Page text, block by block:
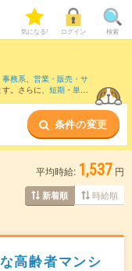
気になる! ログイン 検索
事務系、 営業・販売・サ
。さらに、 短期 ・ 単発
など近隣駅のお仕事もご
条件の変更
平均時給: 1,537 円
新着順 時給順
高齢者マンシ